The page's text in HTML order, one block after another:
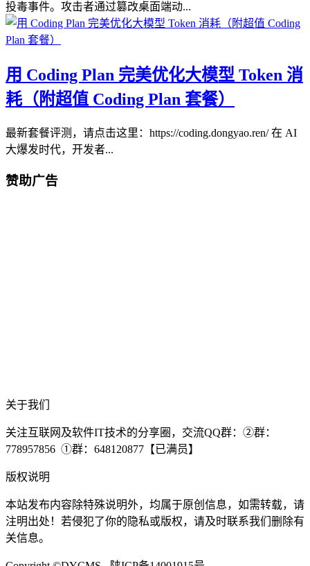
投毒事件。攻击者通过篡改桌面端动...
用 Coding Plan 完美优化大模型 Token 消
耗（附超值 Coding Plan 套餐）
最新套餐评测，请点击这里：https://coding.dongyao.ren/ 在 AI
大爆发时代，开发者...
赞助广告
关于我们
关注互联网及软件IT技术的分享圈，交流QQ群：②群：
778957856 ①群：648120877【已满员】
版权说明
本站发布内容除特殊说明外，均属于原创信息，如需转载，请
注明出处！若侵犯了你的隐私或版权，请及时联系我们删除有
关信息。